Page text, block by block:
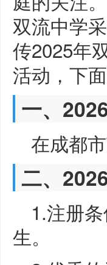
双流中学
传2025年
活动，下
一、
在成都
二、
1.注册
生。